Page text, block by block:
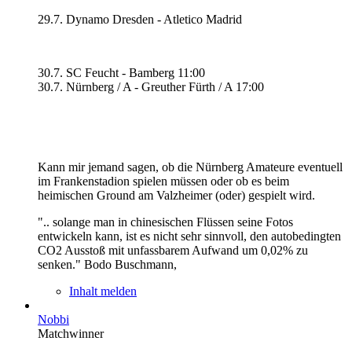
29.7. Dynamo Dresden - Atletico Madrid
30.7. SC Feucht - Bamberg 11:00
30.7. Nürnberg / A - Greuther Fürth / A 17:00
Kann mir jemand sagen, ob die Nürnberg Amateure eventuell
im Frankenstadion spielen müssen oder ob es beim
heimischen Ground am Valzheimer (oder) gespielt wird.
".. solange man in chinesischen Flüssen seine Fotos
entwickeln kann, ist es nicht sehr sinnvoll, den autobedingten
CO2 Ausstoß mit unfassbarem Aufwand um 0,02% zu
senken." Bodo Buschmann,
Inhalt melden
Nobbi
Matchwinner